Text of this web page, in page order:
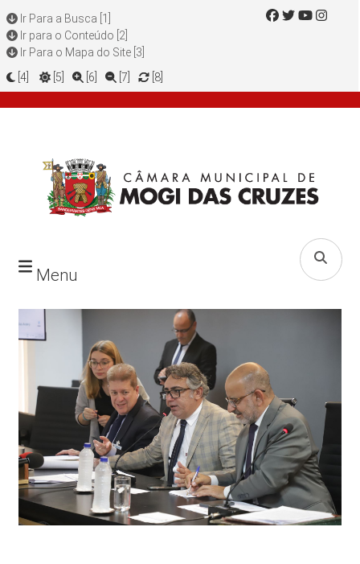
Ir Para a Busca [1]
Ir para o Conteúdo [2]
Ir Para o Mapa do Site [3]
[4]
[5] [6] [7] [8]
Menu